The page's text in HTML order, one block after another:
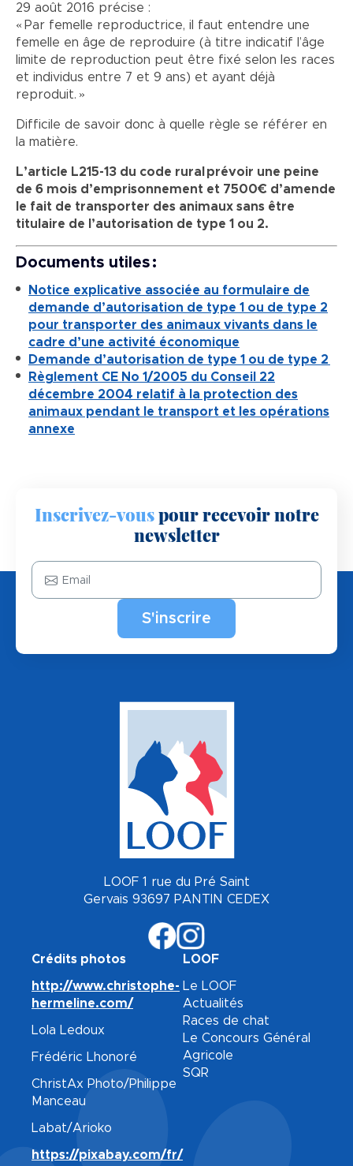
29 août 2016 précise :
« Par femelle reproductrice, il faut entendre une
femelle en âge de reproduire (à titre indicatif l’âge
limite de reproduction peut être fixé selon les races
et individus entre 7 et 9 ans) et ayant déjà
reproduit. »
Difficile de savoir donc à quelle règle se référer en
la matière.
L’article L215-13 du code rural prévoir une peine
de 6 mois d’emprisonnement et 7500€ d’amende
le fait de transporter des animaux sans être
titulaire de l’autorisation de type 1 ou 2.
Documents utiles :
Notice explicative associée au formulaire de
demande d’autorisation de type 1 ou de type 2
pour transporter des animaux vivants dans le
cadre d’une activité économique
Demande d’autorisation de type 1 ou de type 2
Règlement CE No 1/2005 du Conseil 22
décembre 2004 relatif à la protection des
animaux pendant le transport et les opérations
annexe
Inscrivez-vouspour recevoir notre
newsletter
LOOF 1 rue du Pré Saint
Gervais 93697 PANTIN CEDEX
Crédits photos
http://www.christophe-
hermeline.com/
Lola Ledoux
Frédéric Lhonoré
ChristAx Photo/Philippe
Manceau
Labat/Arioko
https://pixabay.com/fr/
LOOF
Le LOOF
Actualités
Races de chat
Le Concours Général
Agricole
SQR